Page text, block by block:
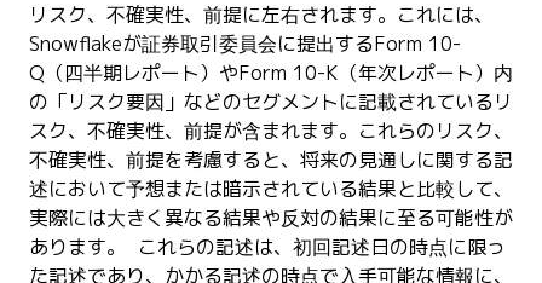
リスク、不確実性、前提に左右されます。これには、
Snowflakeが証券取引委員会に提出するForm 10-
Q（四半期レポート）やForm 10-K（年次レポート）内
の「リスク要因」などのセグメントに記載されているリ
スク、不確実性、前提が含まれます。これらのリスク、
不確実性、前提を考慮すると、将来の見通しに関する記
述において予想または暗示されている結果と比較して、
実際には大きく異なる結果や反対の結果に至る可能性が
あります。 これらの記述は、初回記述日の時点に限っ
た記述であり、かかる記述の時点で入手可能な情報に、